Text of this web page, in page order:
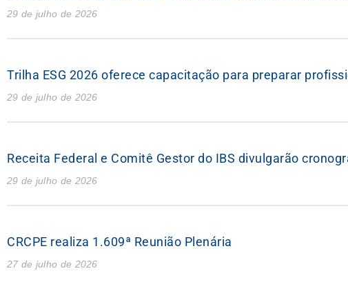
29 de julho de 2026
Trilha ESG 2026 oferece capacitação para preparar
29 de julho de 2026
Receita Federal e Comitê Gestor do IBS divulgarão
29 de julho de 2026
CRCPE realiza 1.609ª Reunião Plenária
27 de julho de 2026